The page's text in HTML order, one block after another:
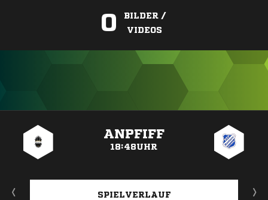
0
BILDER /
VIDEOS
ANPFIFF
18:48UHR
SPIELVERLAUF